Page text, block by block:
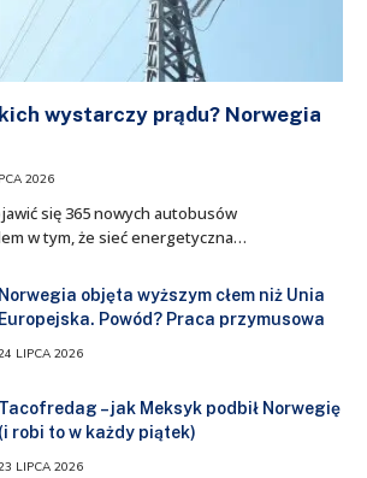
wystarczy prądu? Norwegia
2026
się 365 nowych autobusów
w tym, że sieć energetyczna…
Norwegia objęta wyższym cłem niż Unia
Europejska. Powód? Praca przymusowa
LIPCA 2026
Tacofredag – jak Meksyk podbił Norwegię
(i robi to w każdy piątek)
LIPCA 2026